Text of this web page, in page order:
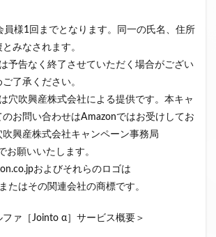
員様1回までとなります。同一の氏名、住所
みなされます。
予告なく終了させていただく場合がござい
了承ください。
穴吹興産株式会社による提供です。本キャ
のお問い合わせはAmazonではお受けしてお
吹興産株式会社キャンペーン事務局
お願いいたします。
およびそれらのロゴは
たはその関連会社の商標です。
ファ［Jointo α］サービス概要＞